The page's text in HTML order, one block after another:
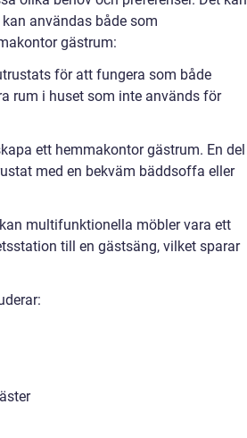
användas både som
gästrum:
för att fungera som både
rum i huset som inte används för
ett hemmakontor gästrum. En del
med en bekväm bäddsoffa eller
multifunktionella möbler vara ett
till en gästsäng, vilket sparar